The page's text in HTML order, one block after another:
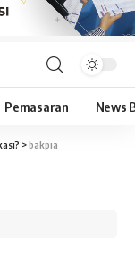
Pemasaran News
> bakpia